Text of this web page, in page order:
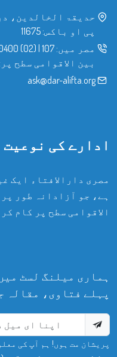
حدیقۃ الخالدین،
پی او باکس: 11675
مصر میں: 107
|
(02) 25970400
بین الاقوامی سطح پر:
ask@dar-alifta.org
ادارے کی نوعیت
مصری دارالافتاء ایک
ہے، جو آزادانہ طور
الاقوامی سطح پر کام
ہماری میلنگ لسٹ
پہلے فتاوی، مقالہ
پریشان مت ہوں! ہم آپ کی